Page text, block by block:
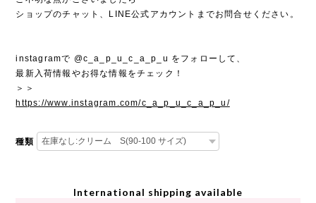
ショップのチャット、LINE公式アカウントまでお問合せください。
instagramで @c_a_p_u_c_a_p_u をフォローして、
最新入荷情報やお得な情報をチェック！
＞＞
https://www.instagram.com/c_a_p_u_c_a_p_u/
種類
International shipping available